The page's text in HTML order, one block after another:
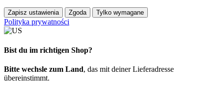
Zapisz ustawienia Zgoda Tylko wymagane
Polityka prywatności
Bist du im richtigen Shop?
Bitte wechsle zum Land, das mit deiner Lieferadresse
übereinstimmt.